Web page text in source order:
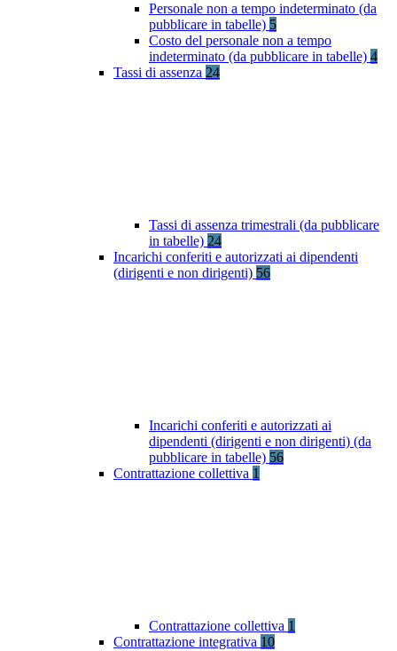
Personale non a tempo indeterminato (da
pubblicare in tabelle) 5
Costo del personale non a tempo
indeterminato (da pubblicare in tabelle) 4
Tassi di assenza 24
Tassi di assenza trimestrali (da pubblicare
in tabelle) 24
Incarichi conferiti e autorizzati ai dipendenti
(dirigenti e non dirigenti) 56
Incarichi conferiti e autorizzati ai
dipendenti (dirigenti e non dirigenti) (da
pubblicare in tabelle) 56
Contrattazione collettiva 1
Contrattazione collettiva 1
Contrattazione integrativa 10